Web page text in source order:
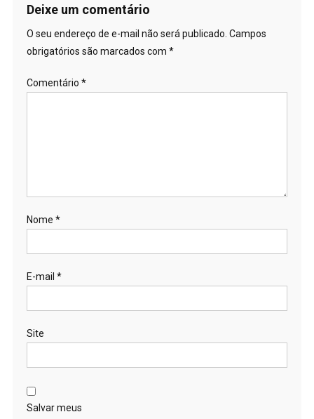
Deixe um comentário
O seu endereço de e-mail não será publicado. Campos
obrigatórios são marcados com *
Comentário *
Nome *
E-mail *
Site
Salvar meus